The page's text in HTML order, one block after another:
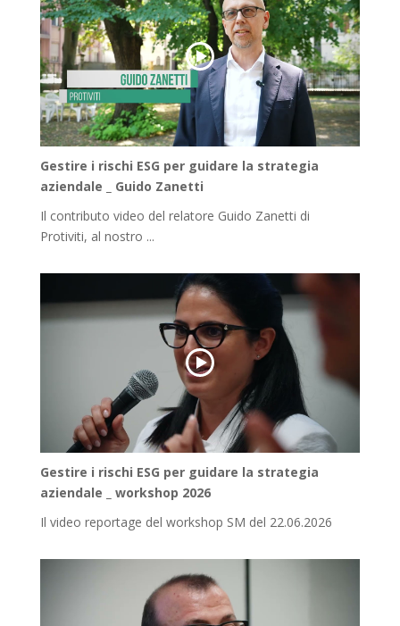
Gestire i rischi ESG per guidare la strategia
aziendale _ Guido Zanetti
Il contributo video del relatore Guido Zanetti di
Protiviti, al nostro ...
Gestire i rischi ESG per guidare la strategia
aziendale _ workshop 2026
Il video reportage del workshop SM del 22.06.2026